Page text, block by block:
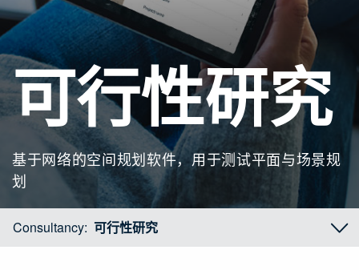
可行性研究
基于网络的空间规划软件，用于测试平面与场景规
划
Consultancy: 可行性研究